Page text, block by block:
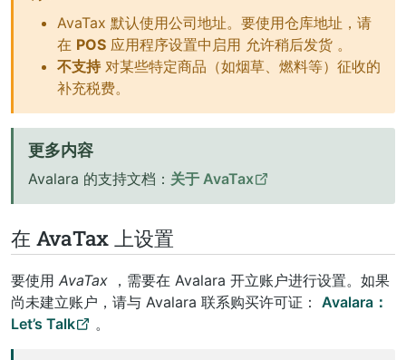
AvaTax 默认使用公司地址。要使用仓库地址，请
在 POS 应用程序设置中启用 允许稍后发货 。
不支持对某些特定商品（如烟草、燃料等）征收的
补充税费。
更多内容
Avalara 的支持文档： 关于 AvaTax
在 AvaTax 上设置
要使用 AvaTax ，需要在 Avalara 开立账户进行设置。如果
尚未建立账户，请与 Avalara 联系购买许可证： Avalara：
Let’s Talk
。